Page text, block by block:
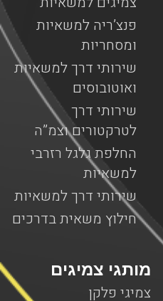
פנצ’ריה למשאיות
ומסחריות
שירותי דרך למשאיות
ואוטובוסים
שירותי דרך
לטרקטורים וצמ”ה
החלפת גלגל רזרבי
למשאיות
שירותי דרך למשאיות
חילוץ משאית בדרכים
מותגי צמיגים
צמיגי פלקן